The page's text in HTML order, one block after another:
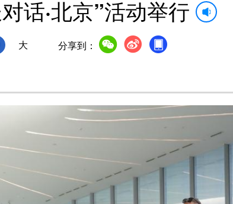
话·北京”活动举行
大 分享到：